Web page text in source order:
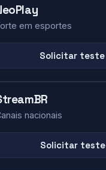
em esportes
Solicitar teste
nacionais
Solicitar teste